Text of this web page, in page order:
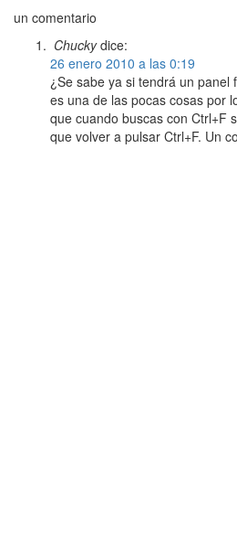
un comentario
Chucky dice:
26 enero 2010 a las 0:19
¿Se sabe ya si tendrá un panel
es una de las pocas cosas por
que cuando buscas con Ctrl+F
que volver a pulsar Ctrl+F. Un